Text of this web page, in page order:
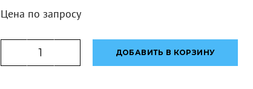
Цена по запросу
ДОБАВИТЬ В КОРЗИНУ